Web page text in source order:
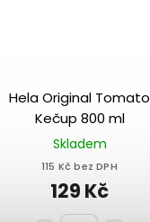
Hela Original Tomato
Kečup 800 ml
Skladem
115 Kč bez DPH
129 Kč